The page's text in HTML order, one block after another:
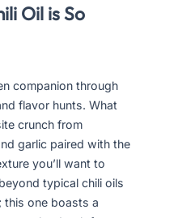
Oil is So
companion through
flavor hunts. What
crunch from
garlic paired with the
you’ll want to
typical chili oils
this one boasts a